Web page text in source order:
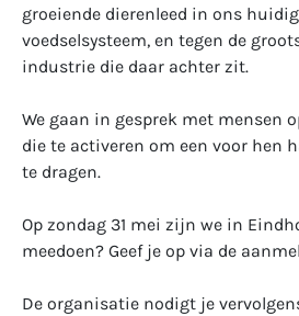
groeiende dierenleed in ons
voedselsysteem, en tegen de
industrie die daar achter zit.
We gaan in gesprek met mensen
die te activeren om een voor hen
te dragen.
Op zondag 31 mei zijn we in
meedoen? Geef je op via de
De organisatie nodigt je